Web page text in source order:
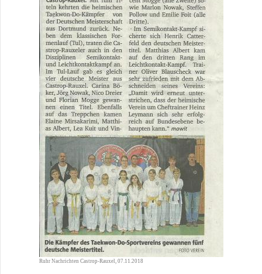
Ruhr Nachrichten Castrop-Rauxel, 07.11.2018